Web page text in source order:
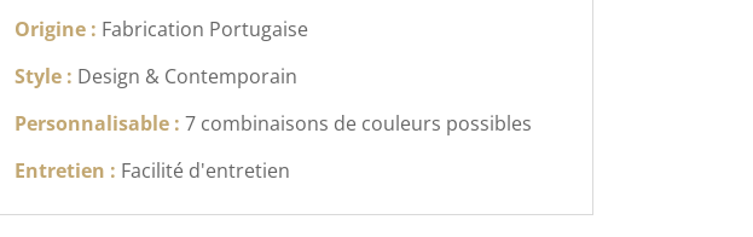
Origine : Fabrication Portugaise
Style : Design & Contemporain
Personnalisable : 7 combinaisons de couleurs possibles
Entretien : Facilité d'entretien